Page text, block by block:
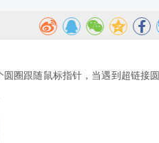
圈跟随鼠标指针，当遇到超链接圆